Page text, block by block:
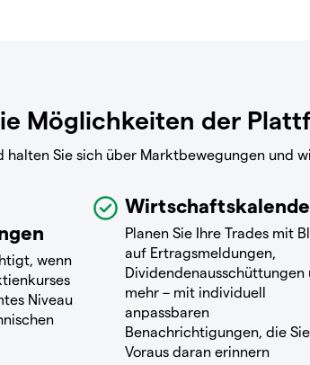
Möglichkeiten der
Sie sich über Marktbewegungen und
wenn
Niveau
Planen Sie Ihre Trades mit
auf Ertragsmeldungen,
Dividendenausschüttungen
mehr – mit individuell
anpassbaren
Benachrichtigungen, die
Voraus daran erinnern